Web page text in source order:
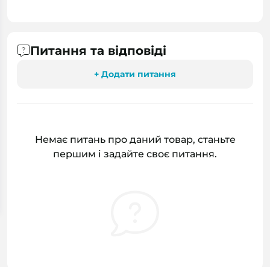
Питання та відповіді
+ Додати питання
Немає питань про даний товар, станьте
першим і задайте своє питання.